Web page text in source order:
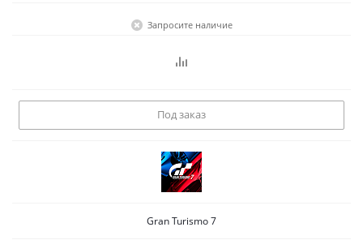
Запросите наличие
Под заказ
Gran Turismo 7